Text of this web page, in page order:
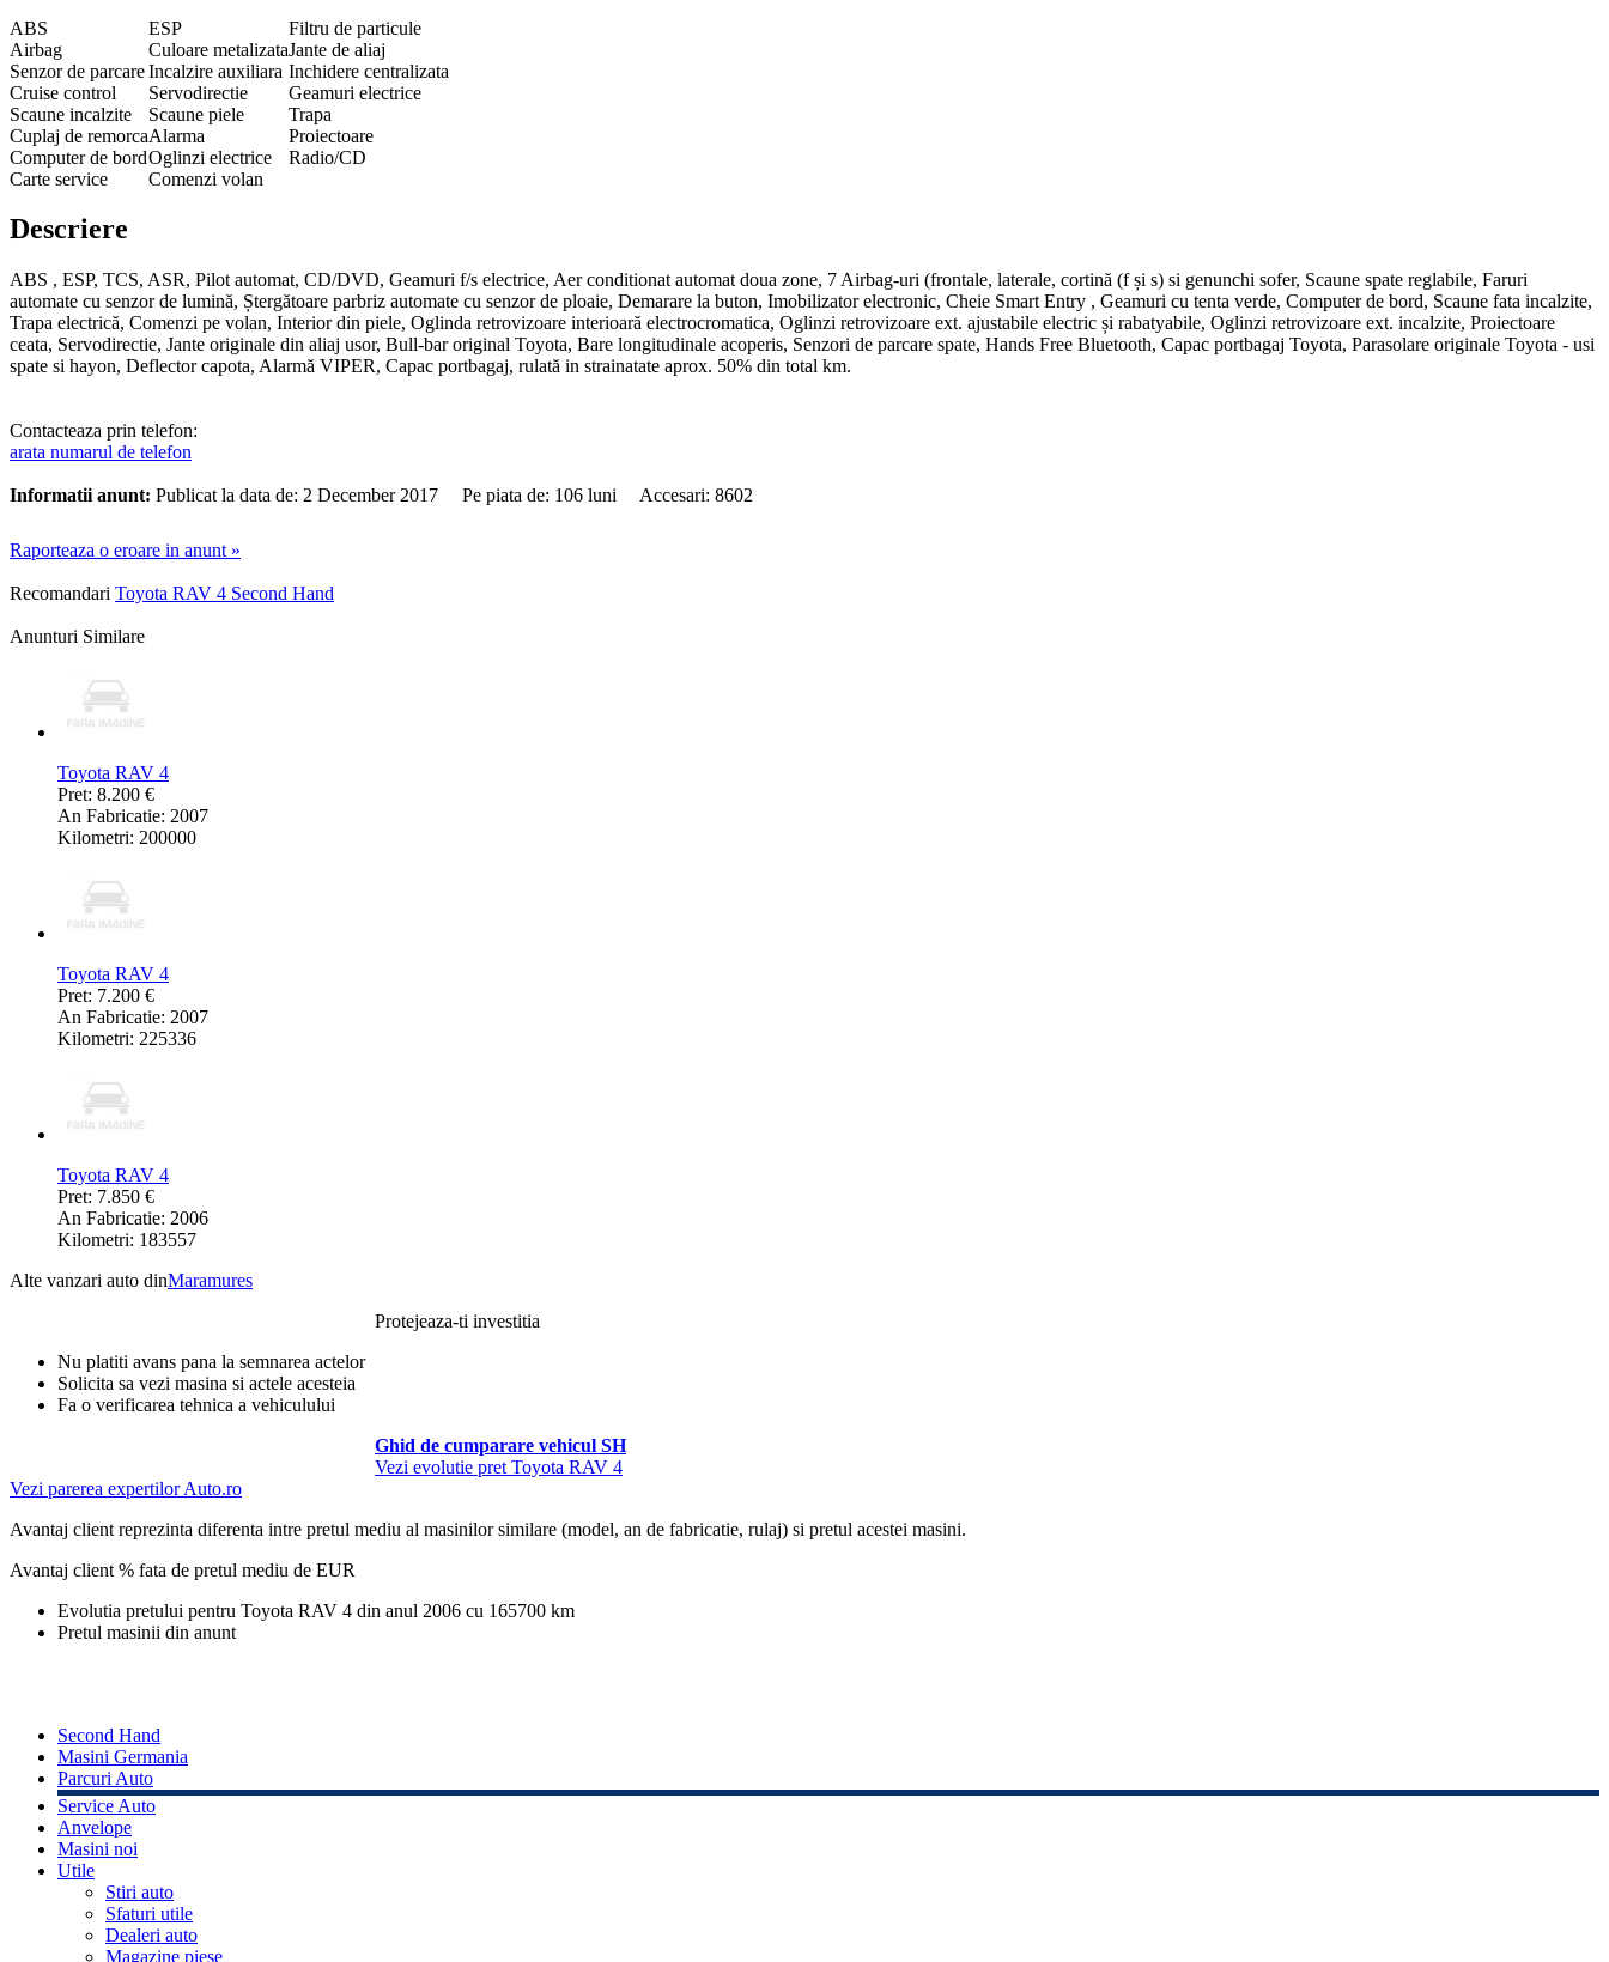
ABS ESP
Filtru de particule
Airbag
Culoare metalizataJante de aliaj
Senzor de parcareIncalzire auxiliara Inchidere centralizata
Cruise control
Servodirectie
Geamuri electrice
Scaune incalzite
Scaune piele
Trapa
Cuplaj de remorcaAlarma
Proiectoare
Computer de bordOglinzi electrice
Radio/CD
Carte service
Comenzi volan
Descriere
ABS , ESP, TCS, ASR, Pilot automat, CD/DVD, Geamuri f/s electrice, Aer conditionat automat doua zone, 7 Airbag-uri (frontale, laterale, cortină (f și s) si genunchi sofer, Scaune spate reglabile, Faruri
automate cu senzor de lumină, Ștergătoare parbriz automate cu senzor de ploaie, Demarare la buton, Imobilizator electronic, Cheie Smart Entry , Geamuri cu tenta verde, Computer de bord, Scaune fata incalzite,
Trapa electrică, Comenzi pe volan, Interior din piele, Oglinda retrovizoare interioară electrocromatica, Oglinzi retrovizoare ext. ajustabile electric și rabatyabile, Oglinzi retrovizoare ext. incalzite, Proiectoare
ceata, Servodirectie, Jante originale din aliaj usor, Bull-bar original Toyota, Bare longitudinale acoperis, Senzori de parcare spate, Hands Free Bluetooth, Capac portbagaj Toyota, Parasolare originale Toyota - usi
spate si hayon, Deflector capota, Alarmă VIPER, Capac portbagaj, rulată in strainatate aprox. 50% din total km.
Contacteaza prin telefon:
arata numarul de telefon
Informatii anunt: Publicat la data de: 2 December 2017 Pe piata de: 106 luni Accesari: 8602
Raporteaza o eroare in anunt »
Recomandari Toyota RAV 4 Second Hand
Anunturi Similare
Toyota RAV 4
Pret: 8.200 €
An Fabricatie: 2007
Kilometri: 200000
Toyota RAV 4
Pret: 7.200 €
An Fabricatie: 2007
Kilometri: 225336
Toyota RAV 4
Pret: 7.850 €
An Fabricatie: 2006
Kilometri: 183557
Alte vanzari auto dinMaramures
Protejeaza-ti investitia
Nu platiti avans pana la semnarea actelor
Solicita sa vezi masina si actele acesteia
Fa o verificarea tehnica a vehiculului
Ghid de cumparare vehicul SH
Vezi evolutie pret Toyota RAV 4
Vezi parerea expertilor Auto.ro
Avantaj client reprezinta diferenta intre pretul mediu al masinilor similare (model, an de fabricatie, rulaj) si pretul acestei masini.
Avantaj client % fata de pretul mediu de EUR
Evolutia pretului pentru Toyota RAV 4 din anul 2006 cu 165700 km
Pretul masinii din anunt
Second Hand
Masini Germania
Parcuri Auto
Service Auto
Anvelope
Masini noi
Utile
Stiri auto
Sfaturi utile
Dealeri auto
Magazine piese